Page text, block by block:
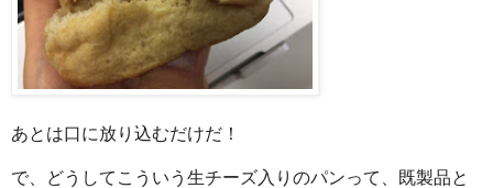
あとは口に放り込むだけだ！
で、どうしてこういう生チーズ入りのパンって、既製品と